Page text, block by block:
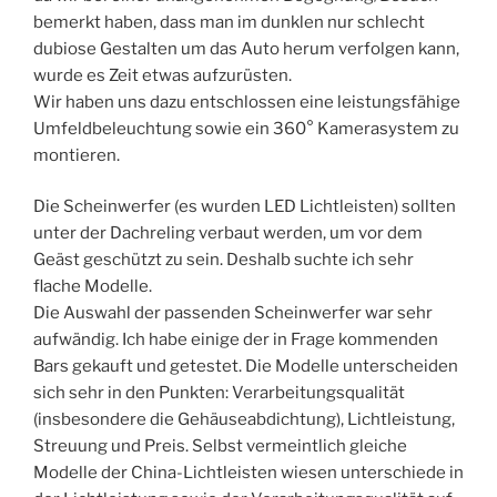
bemerkt haben, dass man im dunklen nur schlecht
dubiose Gestalten um das Auto herum verfolgen kann,
wurde es Zeit etwas aufzurüsten.
Wir haben uns dazu entschlossen eine leistungsfähige
Umfeldbeleuchtung sowie ein 360° Kamerasystem zu
montieren.
Die Scheinwerfer (es wurden LED Lichtleisten) sollten
unter der Dachreling verbaut werden, um vor dem
Geäst geschützt zu sein. Deshalb suchte ich sehr
flache Modelle.
Die Auswahl der passenden Scheinwerfer war sehr
aufwändig. Ich habe einige der in Frage kommenden
Bars gekauft und getestet. Die Modelle unterscheiden
sich sehr in den Punkten: Verarbeitungsqualität
(insbesondere die Gehäuseabdichtung), Lichtleistung,
Streuung und Preis. Selbst vermeintlich gleiche
Modelle der China-Lichtleisten wiesen unterschiede in